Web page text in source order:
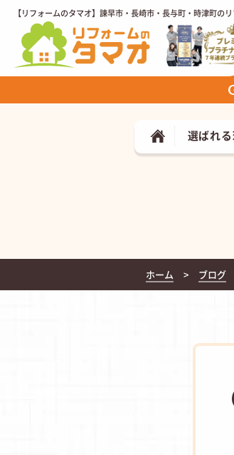
【リフォームのタマオ】諫早市・長崎市・長与町・時津町の
選ばれ
ホーム ブログ